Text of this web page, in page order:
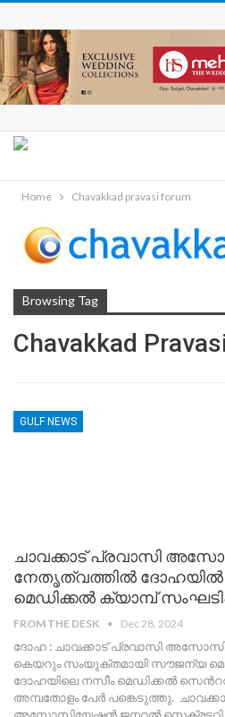
Home Chavakkad pravasi forum
Browsing Tag
Chavakkad
GULF NEWS
ചാവക്കാട് പ്രവാസി
നേതൃത്വത്തിൽ
മെഡിക്കൽ ക്യാമ്പ്
FROM THE DESK Dec 28, 2024
ദോഹ : ചാവക്കാട് പ്രവാസി
കെയറും സംയുക്തമായി സൗജന്യ
ദോഹയിലെ നസീം മെഡിക്കൽ
അമ്പതോളം പേർ പങ്കെടുത്തു.
അസോസിയേഷൻ ജനറൽ സെക്രട്ടറി